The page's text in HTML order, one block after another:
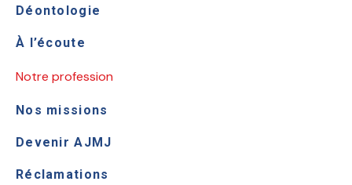
Déontologie
À l’écoute
Notre profession
Nos missions
Devenir AJMJ
Réclamations